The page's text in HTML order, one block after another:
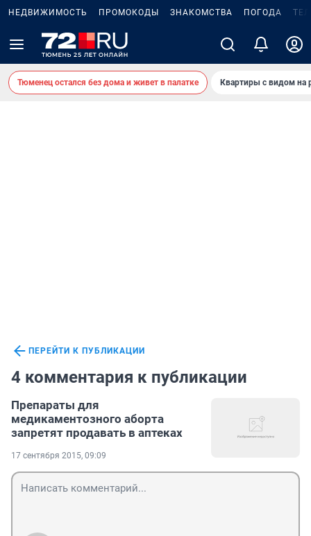
НЕДВИЖИМОСТЬ ПРОМОКОДЫ ЗНАКОМСТВА ПОГОДА
Тюменец остался без дома и живет в палатке Квартиры с видом на
ПЕРЕЙТИ К ПУБЛИКАЦИИ
4 комментария к публикации
Препараты для
медикаментозного аборта
запретят продавать в аптеках
17 сентября 2015, 09:09